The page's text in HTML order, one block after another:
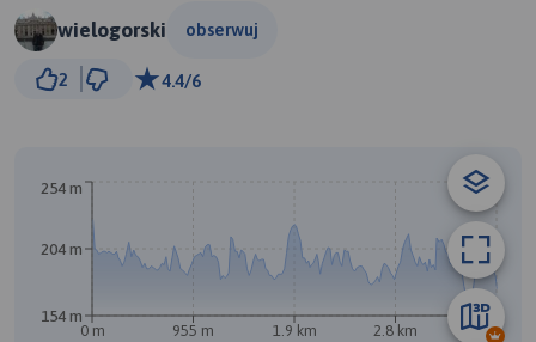
wielogorski obserwuj
2 4.4/6
0 m 955 m 1.9 km 2.8 km 3.8 km
154 m
204 m
254 m